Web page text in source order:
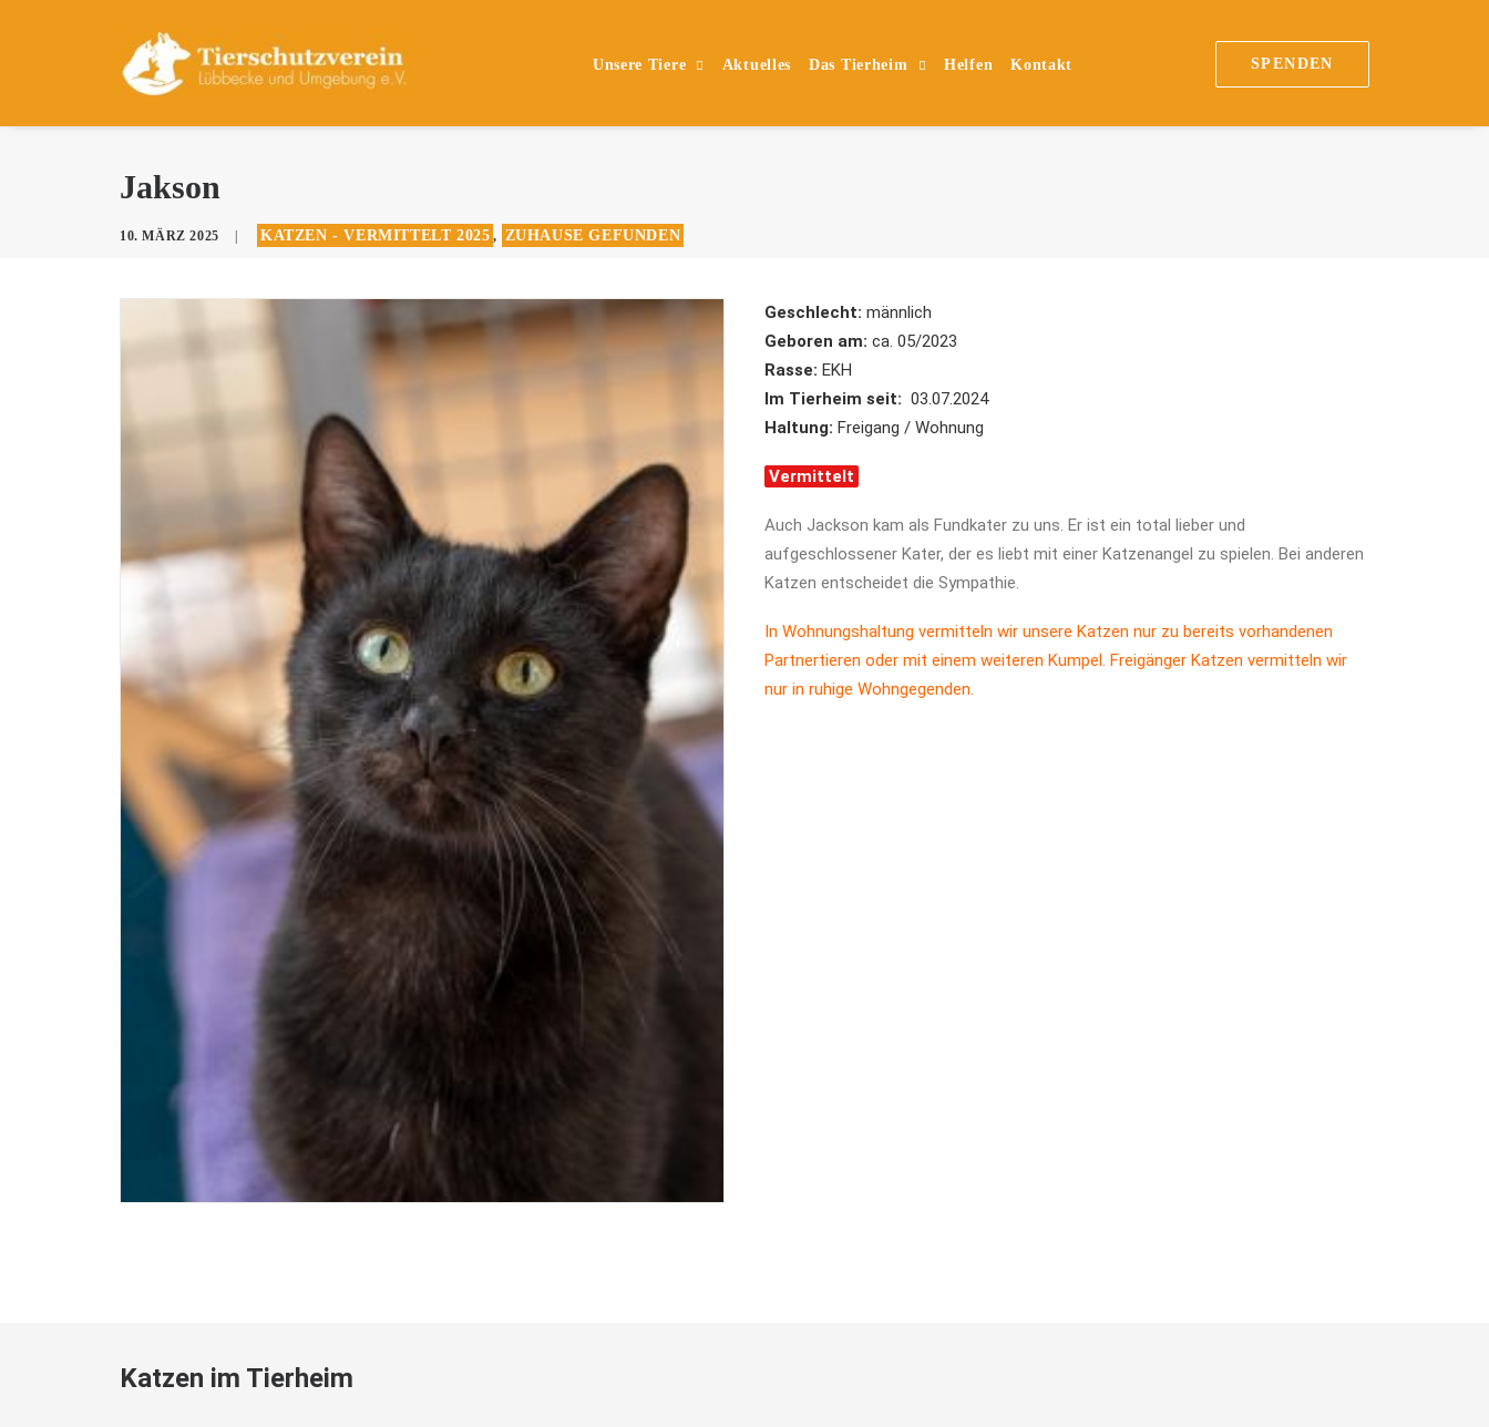
Unsere Tiere Aktuelles Das Tierheim Helfen Kontakt SPENDEN
Jakson
10. MÄRZ 2025 KATZEN - VERMITTELT 2025 , ZUHAUSE GEFUNDEN
Geschlecht: männlich
Geboren am: ca. 05/2023
Rasse: EKH
Im Tierheim seit: 03.07.2024
Haltung: Freigang / Wohnung
Vermittelt
Auch Jackson kam als Fundkater zu uns. Er ist ein total lieber und
aufgeschlossener Kater, der es liebt mit einer Katzenangel zu spielen. Bei anderen
Katzen entscheidet die Sympathie.
In Wohnungshaltung vermitteln wir unsere Katzen nur zu bereits vorhandenen
Partnertieren oder mit einem weiteren Kumpel. Freigänger Katzen vermitteln wir
nur in ruhige Wohngegenden.
Katzen im Tierheim